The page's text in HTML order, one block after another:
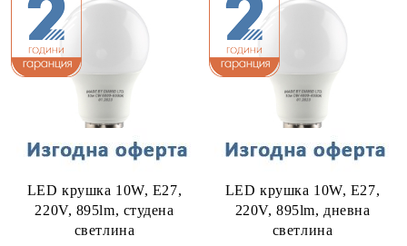
LED крушка 10W, E27,
220V, 895lm, студена
светлина
LED крушка 10W, E27,
220V, 895lm, дневна
светлина